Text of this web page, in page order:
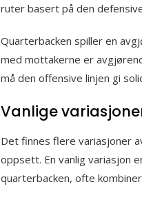
ruter basert på den
Quarterbacken spiller en
med mottakerne er
må den offensive linjen gi
Vanlige
Det finnes flere variasjoner
oppsett. En vanlig variasjon
quarterbacken, ofte